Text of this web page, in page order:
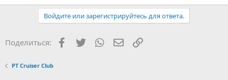
Войдите или зарегистрируйтесь для ответа.
Поделиться: Facebook
TwitterWhatsAppЭлектронная почта
Ссылка
PT Cruiser Club